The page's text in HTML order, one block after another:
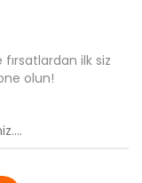
ilk siz
olun!